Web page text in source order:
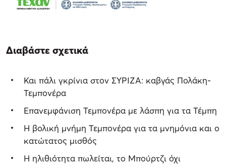
Διαβάστε σχετικά
Και πάλι γκρίνια στον ΣΥΡΙΖΑ: καβγάς Πολάκη-
Τεμπονέρα
Επανεμφάνιση Τεμπονέρα με λάσπη για τα Τέμπη
Η βολική μνήμη Τεμπονέρα για τα μνημόνια και ο
κατώτατος μισθός
Η ηλιθιότητα πωλείται, το Μπούρτζι όχι